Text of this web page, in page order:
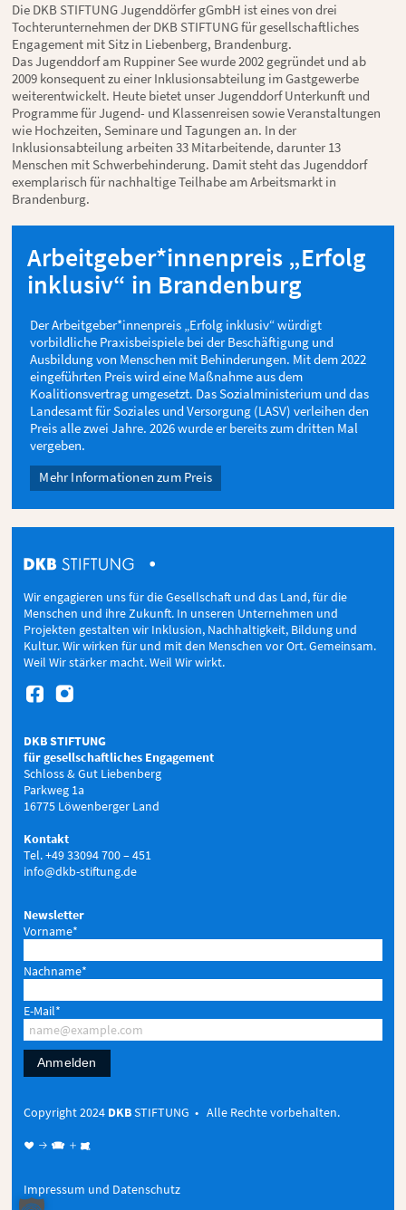
Die DKB STIFTUNG Jugenddörfer gGmbH ist eines von drei
Tochterunternehmen der DKB STIFTUNG für gesellschaftliches
Engagement mit Sitz in Liebenberg, Brandenburg.
Das Jugenddorf am Ruppiner See wurde 2002 gegründet und ab
2009 konsequent zu einer Inklusionsabteilung im Gastgewerbe
weiterentwickelt. Heute bietet unser Jugenddorf Unterkunft und
Programme für Jugend- und Klassenreisen sowie Veranstaltungen
wie Hochzeiten, Seminare und Tagungen an. In der
Inklusionsabteilung arbeiten 33 Mitarbeitende, darunter 13
Menschen mit Schwerbehinderung. Damit steht das Jugenddorf
exemplarisch für nachhaltige Teilhabe am Arbeitsmarkt in
Brandenburg.
Arbeitgeber*innenpreis „Erfolg
inklusiv“ in Brandenburg
Der Arbeitgeber*innenpreis „Erfolg inklusiv“ würdigt
vorbildliche Praxisbeispiele bei der Beschäftigung und
Ausbildung von Menschen mit Behinderungen. Mit dem 2022
eingeführten Preis wird eine Maßnahme aus dem
Koalitionsvertrag umgesetzt. Das Sozialministerium und das
Landesamt für Soziales und Versorgung (LASV) verleihen den
Preis alle zwei Jahre. 2026 wurde er bereits zum dritten Mal
vergeben.
Mehr Informationen zum Preis
Wir engagieren uns für die Gesellschaft und das Land, für die
Menschen und ihre Zukunft. In unseren Unternehmen und
Projekten gestalten wir Inklusion, Nachhaltigkeit, Bildung und
Kultur. Wir wirken für und mit den Menschen vor Ort. Gemeinsam.
Weil Wir stärker macht. Weil Wir wirkt.
 
DKB STIFTUNG
für gesellschaftliches Engagement
Schloss & Gut Liebenberg
Parkweg 1a
16775 Löwenberger Land
Kontakt
Tel. +49 33094 700 – 451
info@dkb-stiftung.de
Newsletter
Vorname*
Nachname*
E-Mail*
Anmelden
Copyright 2024 DKBSTIFTUNG • Alle Rechte vorbehalten.
♥ →  + 
Impressum und Datenschutz